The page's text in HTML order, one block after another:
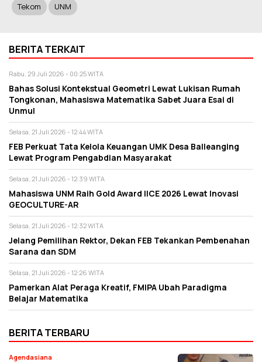
Tekom UNM
BERITA TERKAIT
Rabu, 29 Juli 2026 - 00:25 WITA
Bahas Solusi Kontekstual Geometri Lewat Lukisan Rumah
Tongkonan, Mahasiswa Matematika Sabet Juara Esai di
Unmul
Selasa, 21 Juli 2026 - 12:44 WITA
FEB Perkuat Tata Kelola Keuangan UMK Desa Balleanging
Lewat Program Pengabdian Masyarakat
Selasa, 21 Juli 2026 - 12:39 WITA
Mahasiswa UNM Raih Gold Award IICE 2026 Lewat Inovasi
GEOCULTURE-AR
Selasa, 21 Juli 2026 - 12:32 WITA
Jelang Pemilihan Rektor, Dekan FEB Tekankan Pembenahan
Sarana dan SDM
Selasa, 21 Juli 2026 - 12:26 WITA
Pamerkan Alat Peraga Kreatif, FMIPA Ubah Paradigma
Belajar Matematika
BERITA TERBARU
Agendasiana